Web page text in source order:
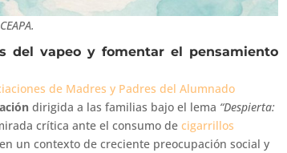
del vapeo y fomentar el pensamiento
de Madres y Padres del Alumnado
dirigida a las familias bajo el lema “Despierta:
crítica ante el consumo decigarrillos
un contexto de creciente preocupación social y